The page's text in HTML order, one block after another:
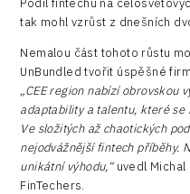
tak mohl vzrůst z dnešních
Nemalou část tohoto růstu
UnBundled tvořit úspěšné
„CEE region nabízí obrovskou
adaptability a talentu, které
Ve složitých až chaotických
nejodvážnější fintech příběhy.
unikátní výhodu,“uvedl Michal
FinTechers.